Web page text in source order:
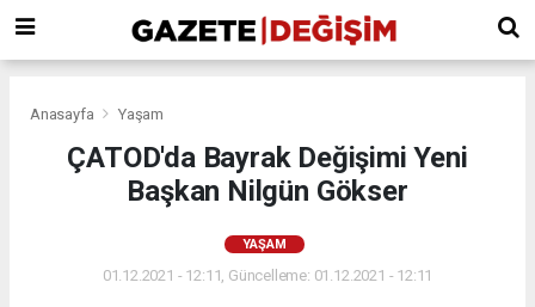
Anasayfa Yaşam
ÇATOD'da Bayrak Değişimi Yeni
Başkan Nilgün Gökser
YAŞAM
01.12.2021 - 12:11, Güncelleme: 01.12.2021 - 12:11